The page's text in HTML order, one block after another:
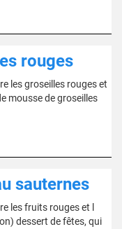
rouges
les groseilles rouges et
mousse de groseilles
sauternes
les fruits rouges et l
dessert de fêtes, qui